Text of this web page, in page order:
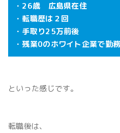
・26歳 広島県在住
・転職歴は２回
・手取り25万前後
・残業0のホワイト企業で勤
といった感じです。
転職後は、